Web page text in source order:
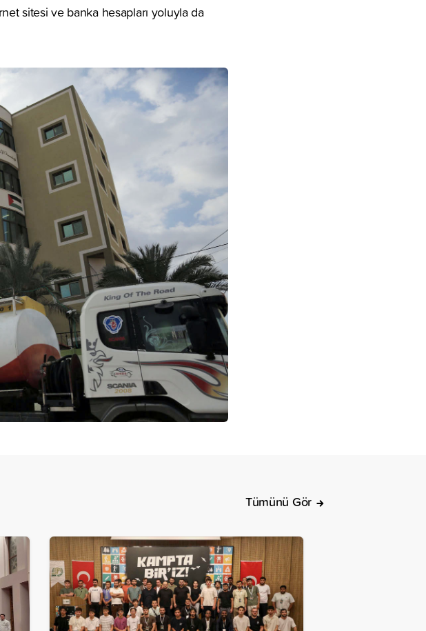
sitesi ve banka hesapları yoluyla da
Tümünü Gör